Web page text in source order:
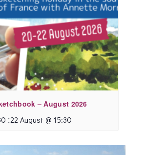
– August 2026
:22 August @ 15:30